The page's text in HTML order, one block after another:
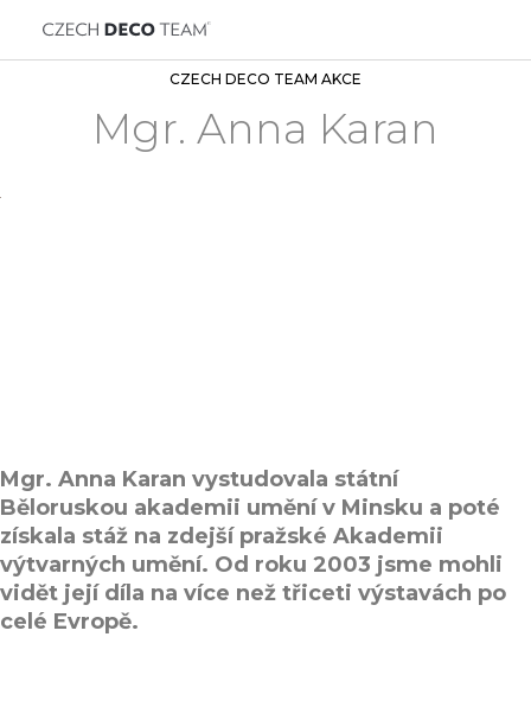
CZECH DECO TEAM AKCE
Mgr. Anna Karan
Mgr. Anna Karan vystudovala státní
Běloruskou akademii umění v Minsku a poté
získala stáž na zdejší pražské Akademii
výtvarných umění. Od roku 2003 jsme mohli
vidět její díla na více než třiceti výstavách po
celé Evropě.